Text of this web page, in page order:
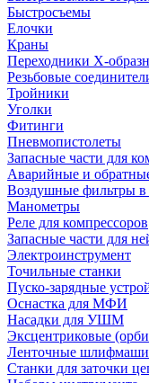
Быстросъемы
Елочки
Краны
Переходники Х-
Резьбовые
Тройники
Уголки
Фитинги
Пневмопистолеты
Запасные части для
Аварийные и
Воздушные фильтры в
Манометры
Реле для компрессоров
Запасные части для
Электроинструмент
Точильные станки
Пуско-зарядные
Оснастка для МФИ
Насадки для УШМ
Эксцентриковые
Ленточные
Станки для заточки